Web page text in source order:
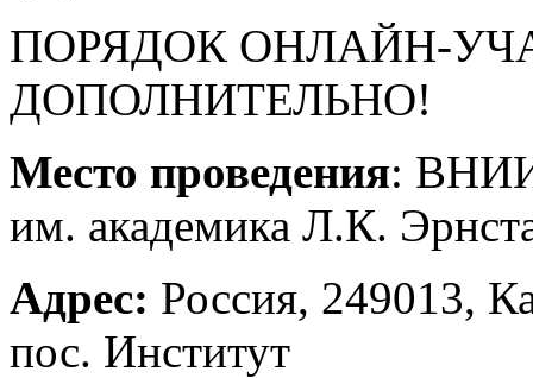
ПОРЯДОК ОНЛАЙН-
ДОПОЛНИТЕЛЬНО!
Место проведения:
им. академика Л.К.
Адрес: Россия, 249013,
пос. Институт